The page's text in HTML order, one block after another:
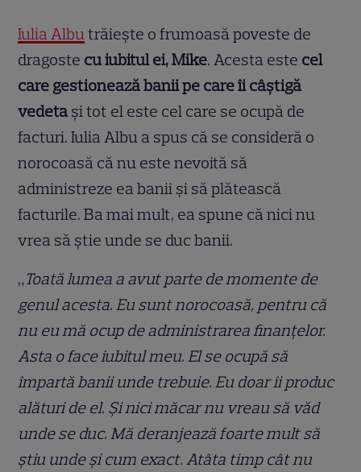
Iulia Albutrăiește o frumoasă poveste de
dragoste cu iubitul ei, Mike. Acesta este cel
care gestionează banii pe care îi câștigă
vedeta și tot el este cel care se ocupă de
facturi. Iulia Albu a spus că se consideră o
norocoasă că nu este nevoită să
administreze ea banii și să plătească
facturile. Ba mai mult, ea spune că nici nu
vrea să știe unde se duc banii.
„ Toată lumea a avut parte de momente de
genul acesta. Eu sunt norocoasă, pentru că
nu eu mă ocup de administrarea finanțelor.
Asta o face iubitul meu. El se ocupă să
împartă banii unde trebuie. Eu doar îi produc
alături de el. Și nici măcar nu vreau să văd
unde se duc. Mă deranjează foarte mult să
știu unde și cum exact. Atâta timp cât nu